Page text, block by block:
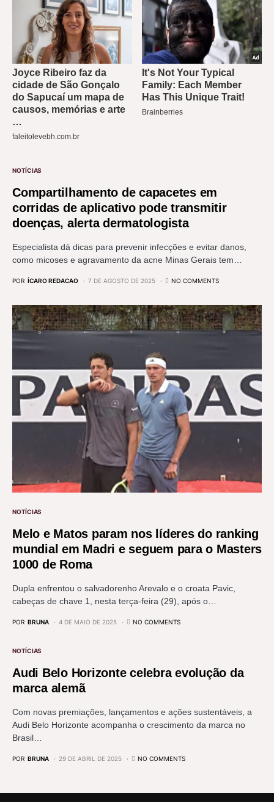
NOTÍCIAS
Compartilhamento de capacetes em
corridas de aplicativo pode transmitir
doenças, alerta dermatologista
Especialista dá dicas para prevenir infecções e evitar danos,
como micoses e agravamento da acne Minas Gerais tem…
POR ÍCARO REDACAO 7 DE AGOSTO DE 2025 NO COMMENTS
NOTÍCIAS
Melo e Matos param nos líderes do ranking
mundial em Madri e seguem para o Masters
1000 de Roma
Dupla enfrentou o salvadorenho Arevalo e o croata Pavic,
cabeças de chave 1, nesta terça-feira (29), após o…
POR BRUNA 4 DE MAIO DE 2025 NO COMMENTS
NOTÍCIAS
Audi Belo Horizonte celebra evolução da
marca alemã
Com novas premiações, lançamentos e ações sustentáveis, a
Audi Belo Horizonte acompanha o crescimento da marca no
Brasil…
POR BRUNA 29 DE ABRIL DE 2025 NO COMMENTS